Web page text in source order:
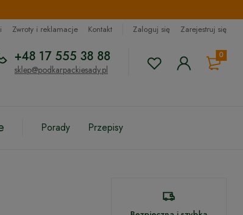
Zwroty i reklamacje Kontakt Zaloguj się Zarejestruj się
0
+48 17 555 38 88
sklep@podkarpackiesady.pl
Porady Przepisy